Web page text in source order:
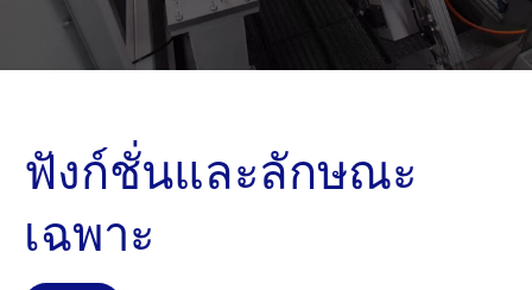
ฟังก์ชั่นและลักษณะ
เฉพาะ